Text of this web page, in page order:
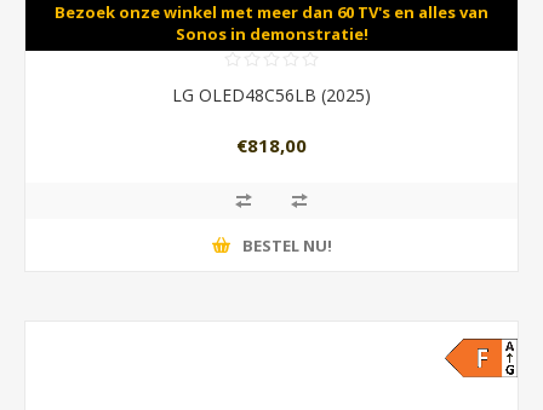
Bezoek onze winkel met meer dan 60 TV's en alles van
Sonos in demonstratie!
LG OLED48C56LB (2025)
€818,00
BESTEL NU!